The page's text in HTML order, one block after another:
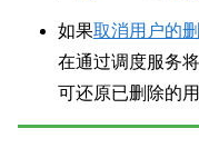
如果取消用户的
在通过调度服务
可还原已删除的用